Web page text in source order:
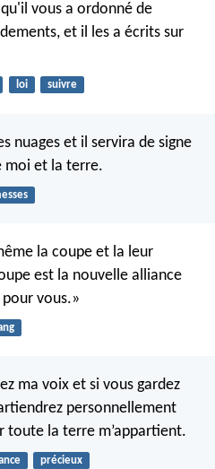
vous a ordonné de
et il les a écrits sur
loi suivre
nuages et il servira de signe
moi et la terre.
la coupe et la leur
est la nouvelle alliance
vous.»
ma voix et si vous gardez
personnellement
toute la terre m’appartient.
précieux